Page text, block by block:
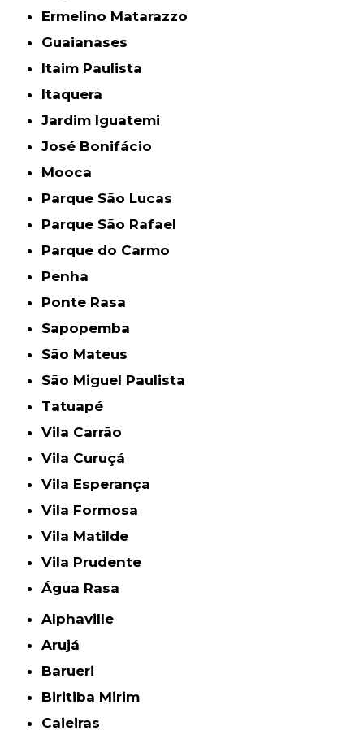
Ermelino Matarazzo
Guaianases
Itaim Paulista
Itaquera
Jardim Iguatemi
José Bonifácio
Mooca
Parque São Lucas
Parque São Rafael
Parque do Carmo
Penha
Ponte Rasa
Sapopemba
São Mateus
São Miguel Paulista
Tatuapé
Vila Carrão
Vila Curuçá
Vila Esperança
Vila Formosa
Vila Matilde
Vila Prudente
Água Rasa
Alphaville
Arujá
Barueri
Biritiba Mirim
Caieiras